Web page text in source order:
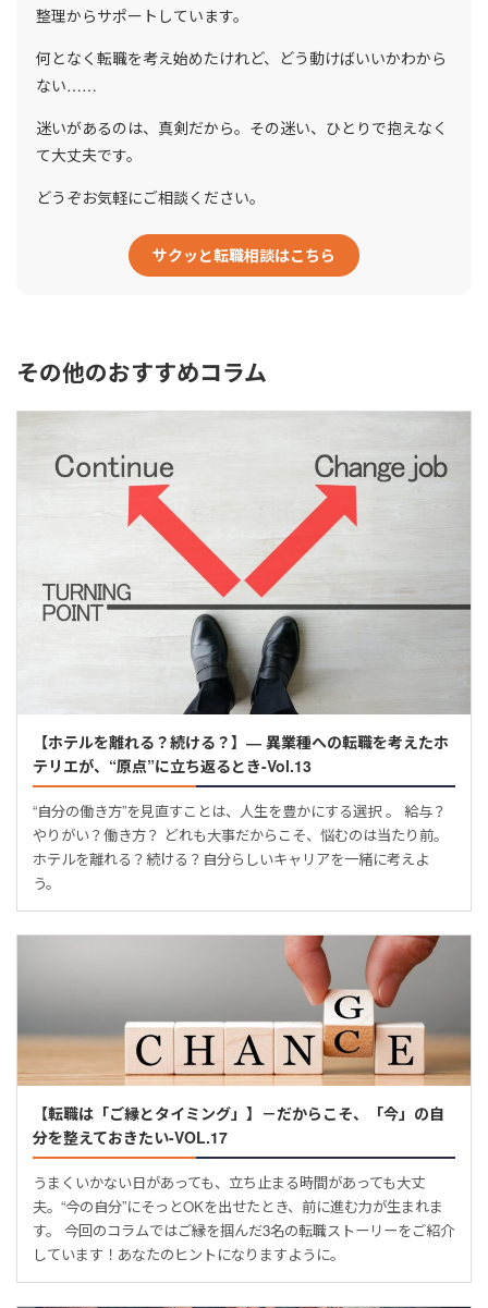
整理からサポートしています。
何となく転職を考え始めたけれど、どう動けばいいかわから
ない……
迷いがあるのは、真剣だから。その迷い、ひとりで抱えなく
て大丈夫です。
どうぞお気軽にご相談ください。
サクッと転職相談はこちら
その他のおすすめコラム
【ホテルを離れる？続ける？】― 異業種への転職を考えたホ
テリエが、“原点”に立ち返るとき-Vol.13
“自分の働き方”を見直すことは、人生を豊かにする選択 。 給与？
やりがい？働き方？ どれも大事だからこそ、悩むのは当たり前。
ホテルを離れる？続ける？自分らしいキャリアを一緒に考えよ
う。
【転職は「ご縁とタイミング」】－だからこそ、「今」の自
分を整えておきたい-VOL.17
うまくいかない日があっても、立ち止まる時間があっても大丈
夫。“今の自分”にそっとOKを出せたとき、前に進む力が生まれま
す。 今回のコラムではご縁を掴んだ3名の転職ストーリーをご紹介
しています！あなたのヒントになりますように。